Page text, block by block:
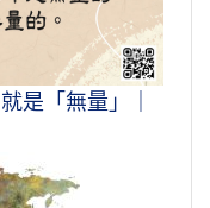
是「無量」｜